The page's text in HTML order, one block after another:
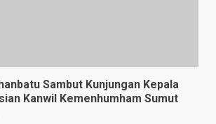
Sambut Kunjungan Kepala
Kanwil Kemenhumham Sumut